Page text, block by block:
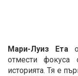
Мари-Луиз Ета
отмести
историята. Тя е